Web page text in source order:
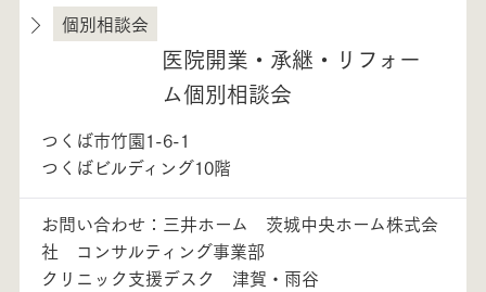
茨城県
個別相談会
医院開業・承継・リフォー
ム個別相談会
つくば市竹園1-6-1
つくばビルディング10階
お問い合わせ：三井ホーム 茨城中央ホーム株式会
社 コンサルティング事業部
クリニック支援デスク 津賀・雨谷